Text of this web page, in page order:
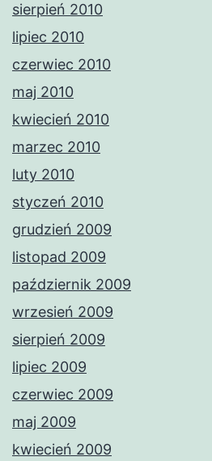
sierpień 2010
lipiec 2010
czerwiec 2010
maj 2010
kwiecień 2010
marzec 2010
luty 2010
styczeń 2010
grudzień 2009
listopad 2009
październik 2009
wrzesień 2009
sierpień 2009
lipiec 2009
czerwiec 2009
maj 2009
kwiecień 2009